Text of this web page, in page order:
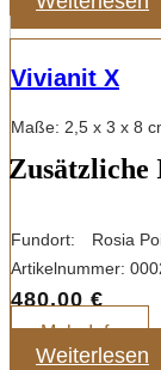
Vivianit X
Maße: 2,5 x 3 x 8
Zusätzliche
Fundort:
Rosia
Artikelnummer:
480,00 €
Mehr Info
Weiterlesen